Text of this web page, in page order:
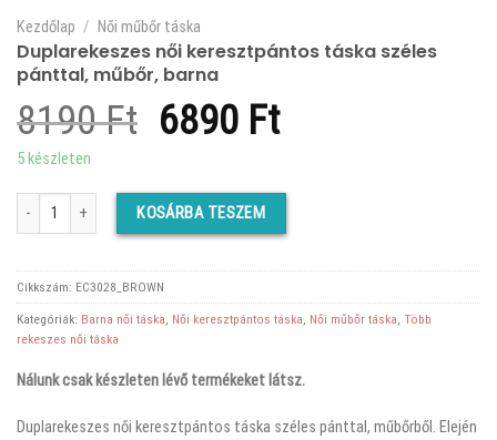
Kezdőlap / Női műbőr táska
Duplarekeszes női keresztpántos táska széles
pánttal, műbőr, barna
8190Ft Original
was:
8190 Ft.
6890 FtCurrent
is:
6890 Ft.
5 készleten
Duplarekeszes női keresztpántos táska széles pánttal, műbőr, barna mennyiség
KOSÁRBA TESZEM
Cikkszám: EC3028_BROWN
Kategóriák: Barna női táska, Női keresztpántos táska, Női műbőr táska, Több
rekeszes női táska
Nálunk csak készleten lévő termékeket látsz.
Duplarekeszes női keresztpántos táska széles pánttal, műbőrből. Elején